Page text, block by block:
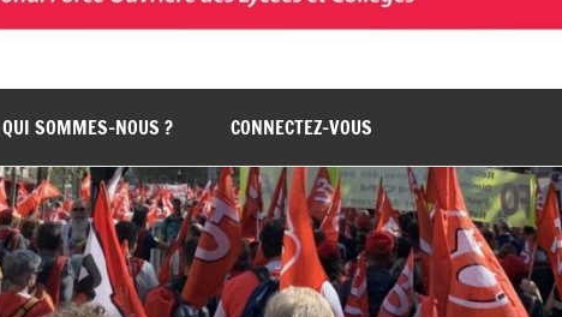
QUI SOMMES-NOUS ? CONNECTEZ-VOUS